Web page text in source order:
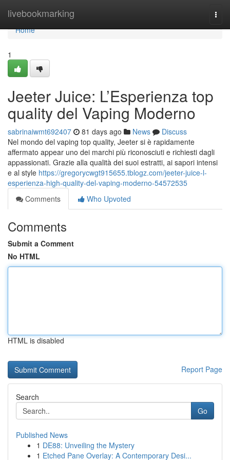
livebookmarking
Home
Home
1
Jeeter Juice: L’Esperienza top
quality del Vaping Moderno
sabrinaiwmt692407 81 days ago News
Discuss
Nel mondo del vaping top quality, Jeeter si è rapidamente
affermato appear uno dei marchi più riconosciuti e richiesti dagli
appassionati. Grazie alla qualità dei suoi estratti, ai sapori intensi
e al style https://gregorycwgt915655.tblogz.com/jeeter-juice-l-
esperienza-high-quality-del-vaping-moderno-54572535
Comments
Who Upvoted
Comments
Submit a Comment
No HTML
HTML is disabled
Report Page
Search
Go
Published News
1 DE88: Unveiling the Mystery
1 Etched Pane Overlay: A Contemporary Desi...